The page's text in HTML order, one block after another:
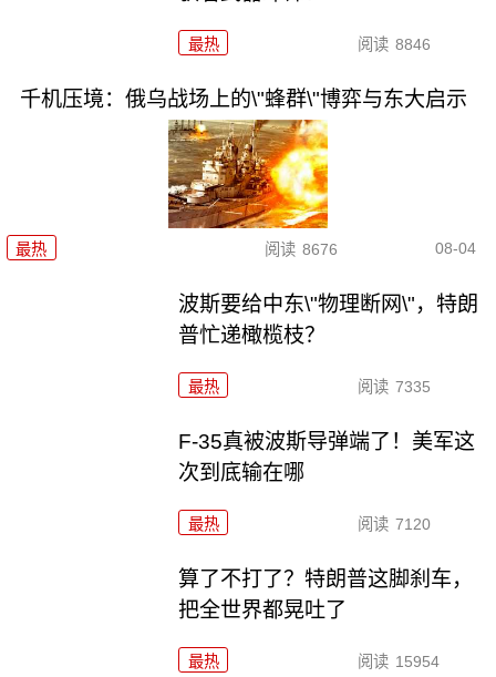
最热 阅读 8846
千机压境：俄乌战场上的\"蜂群\"博弈与东大启示
最热 阅读 8676 08-04
波斯要给中东\"物理断网\"，特朗
普忙递橄榄枝？
最热 阅读 7335
F-35真被波斯导弹端了！美军这
次到底输在哪
最热 阅读 7120
算了不打了？特朗普这脚刹车，
把全世界都晃吐了
最热 阅读 15954